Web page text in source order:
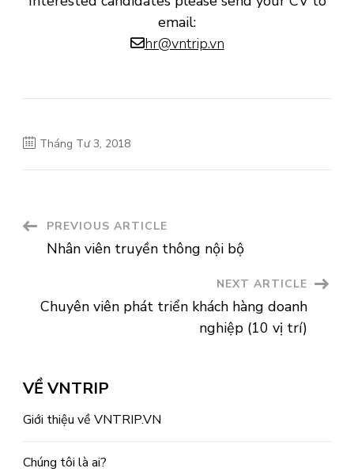
email:
hr@vntrip.vn
Tháng Tư 3, 2018
Post
Navigation
PREVIOUS ARTICLE
Nhân viên truyền thông nội bộ
NEXT ARTICLE
Chuyên viên phát triển khách hàng doanh
nghiệp (10 vị trí)
VỀ VNTRIP
Giới thiệu về VNTRIP.VN
Chúng tôi là ai?